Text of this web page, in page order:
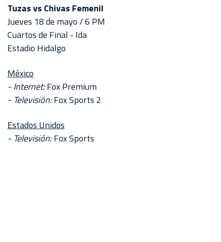
AKRON
TOUR
ESTADIO
Tuzas vs Chivas Femenil
Jueves 18 de mayo / 6 PM
Cuartos de Final - Ida
Estadio Hidalgo
México
- Internet:Fox Premium
- Televisión:Fox Sports 2
Estados Unidos
- Televisión:Fox Sports